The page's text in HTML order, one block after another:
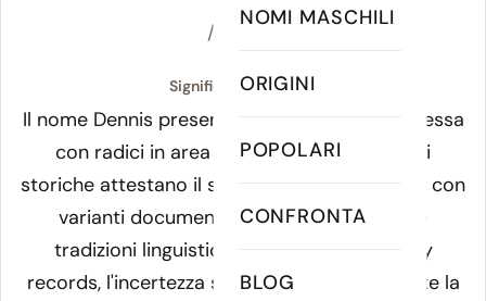
NOMI MASCHILI
ORIGINI
POPOLARI
CONFRONTA
BLOG
/ˈdɛn.ɪs/
Significato di Dennis:
Il nome Dennis presenta un'etimologia complessa
con radici in area Greek e French. Le fonti
storiche attestano il suo uso fin dall'antichità, con
varianti documentate in diverse culture e
tradizioni linguistiche. Secondo etymology
records, l'incertezza sull'origine precisa riflette la